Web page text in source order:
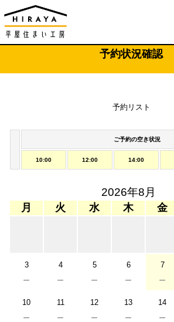
予約状況確認
予約リスト
ご予約の空き状況
10:00 12:00 14:00
2026年8月
月 火 水 木 金
3
－
4
－
5
－
6
－
7
－
10
－
11
－
12
－
13
－
14
－